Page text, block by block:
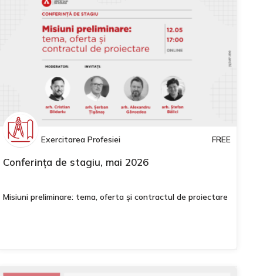
Exercitarea Profesiei FREE
Conferința de stagiu, mai 2026
Misiuni preliminare: tema, oferta și contractul de proiectare